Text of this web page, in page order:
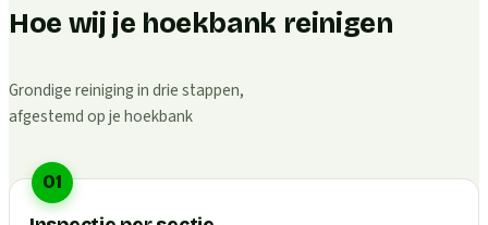
Hoe wij je hoekbank reinigen
Grondige reiniging in drie stappen,
afgestemd op je hoekbank
01